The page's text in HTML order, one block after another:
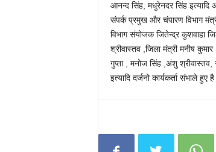
आनन्द सिंह, मधुरेनदर सिंह इत्यादि
संपर्क प्रमुख और चंपारण विभाग
विभाग संयोजक जितेन्द्र कुशवाहा
श्रीवास्तव ,जिला मंत्री मनीष
गुप्ता , मनोज सिंह ,अंशु श्रीवास्तव,
इत्यादि दर्जनो कार्यकर्ता संभाले हुए